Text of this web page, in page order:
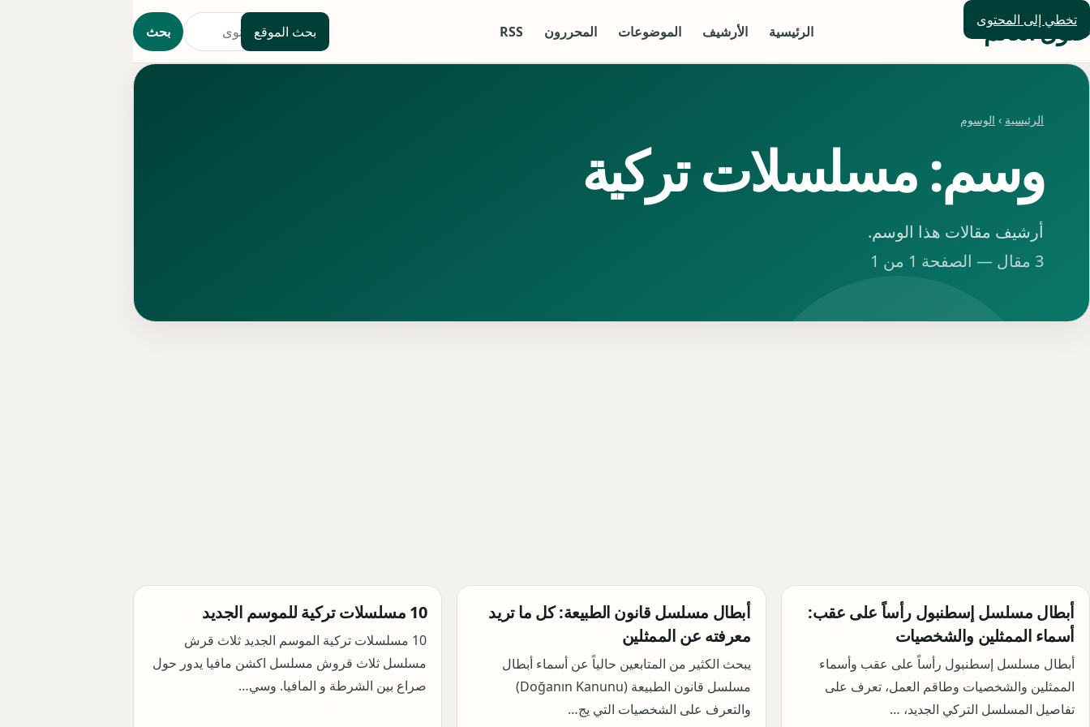
تخطي إلى المحتوى
حلول العالم الرئيسية الأرشيف الموضوعات المحررون RSS بحث الموقع بحث
الرئيسية › الوسوم
وسم: مسلسلات تركية
أرشيف مقالات هذا الوسم.
3 مقال — الصفحة 1 من 1
أبطال مسلسل إسطنبول رأساً على عقب:
أسماء الممثلين والشخصيات
أبطال مسلسل إسطنبول رأساً على عقب وأسماء
الممثلين والشخصيات وطاقم العمل، تعرف على
تفاصيل المسلسل التركي الجديد، …
أبطال مسلسل قانون الطبيعة: كل ما تريد
معرفته عن الممثلين
يبحث الكثير من المتابعين حالياً عن أسماء أبطال
مسلسل قانون الطبيعة (Doğanın Kanunu)
والتعرف على الشخصيات التي يج…
10 مسلسلات تركية للموسم الجديد
10 مسلسلات تركية الموسم الجديد ثلاث قرش
مسلسل ثلاث قروش مسلسل اكشن مافيا يدور حول
صراع بين الشرطة و المافيا. وسي…